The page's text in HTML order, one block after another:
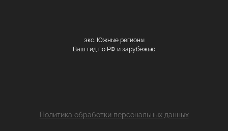
экс. Южные регионы
Ваш гид по РФ и зарубежью
Политика обработки персональных данных